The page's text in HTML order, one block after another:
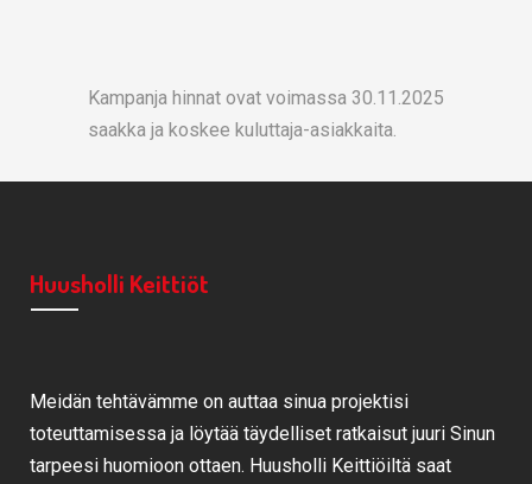
Kampanja hinnat ovat voimassa 30.11.2025
saakka ja koskee kuluttaja-asiakkaita.
Huusholli Keittiöt
Meidän tehtävämme on auttaa sinua projektisi
toteuttamisessa ja löytää täydelliset ratkaisut juuri Sinun
tarpeesi huomioon ottaen. Huusholli Keittiöiltä saat